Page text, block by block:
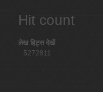
Hit count
लेख हिट्स देखें
5272811